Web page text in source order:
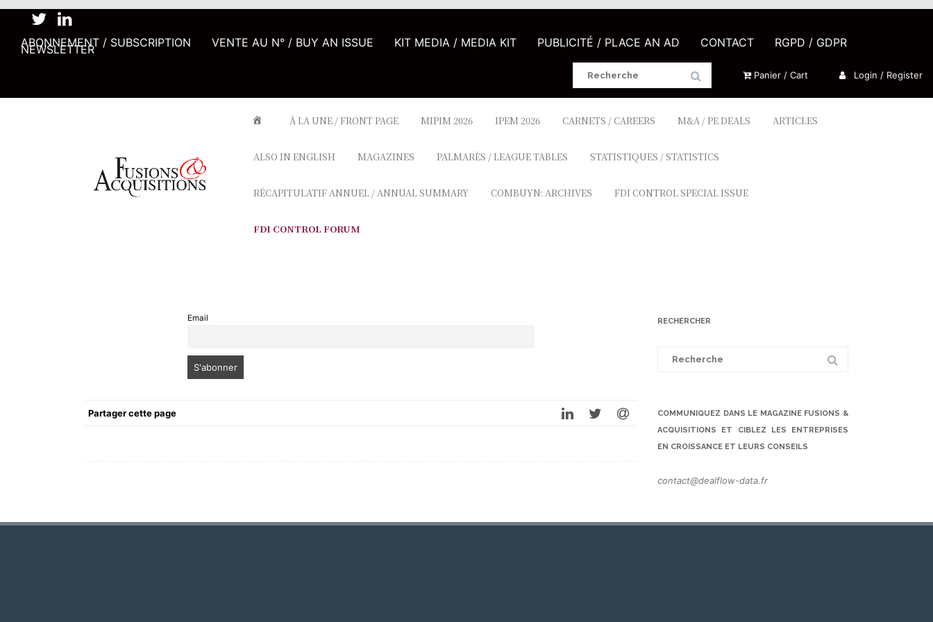
ABONNEMENT / SUBSCRIPTION VENTE AU N° / BUY AN ISSUE KIT MEDIA / MEDIA KIT PUBLICITÉ / PLACE AN AD CONTACT RGPD / GDPR
NEWSLETTER
Search
Panier / Cart Login / Register
À LA UNE / FRONT PAGE MIPIM 2026 IPEM 2026 CARNETS / CAREERS M&A / PE DEALS ARTICLES
ALSO IN ENGLISH MAGAZINES PALMARÈS / LEAGUE TABLES STATISTIQUES / STATISTICS
RÉCAPITULATIF ANNUEL / ANNUAL SUMMARY COMBUYN: ARCHIVES FDI CONTROL SPECIAL ISSUE
FDI CONTROL FORUM
Email
Partager cette page
RECHERCHER
COMMUNIQUEZ DANS LE MAGAZINE FUSIONS &
ACQUISITIONS ET CIBLEZ LES ENTREPRISES
EN CROISSANCE ET LEURS CONSEILS
contact@dealflow-data.fr